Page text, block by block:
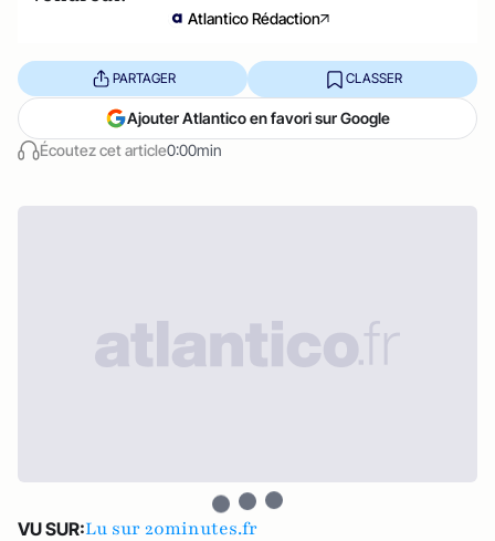
Atlantico Rédaction
Écoutez cet article0:00min
PARTAGER CLASSER
Ajouter Atlantico en favori sur Google
VU SUR:Lu sur 20minutes.fr